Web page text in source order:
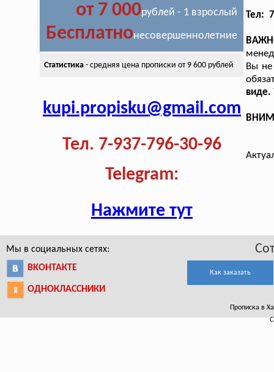
от 7 000рублей - 1 взрослый
Бесплатнонесовершеннолетние
Статистика - средняя цена прописки от 9 600 рублей
kupi.propisku@gmail.com
Тел. 7-937-796-30-96
Telegram:
Нажмите тут
Тел:
Вы не
виде.
Мы в социальных сетях:
ВКОНТАКТЕ
ОДНОКЛАССНИКИ
Как заказать
Прописка в